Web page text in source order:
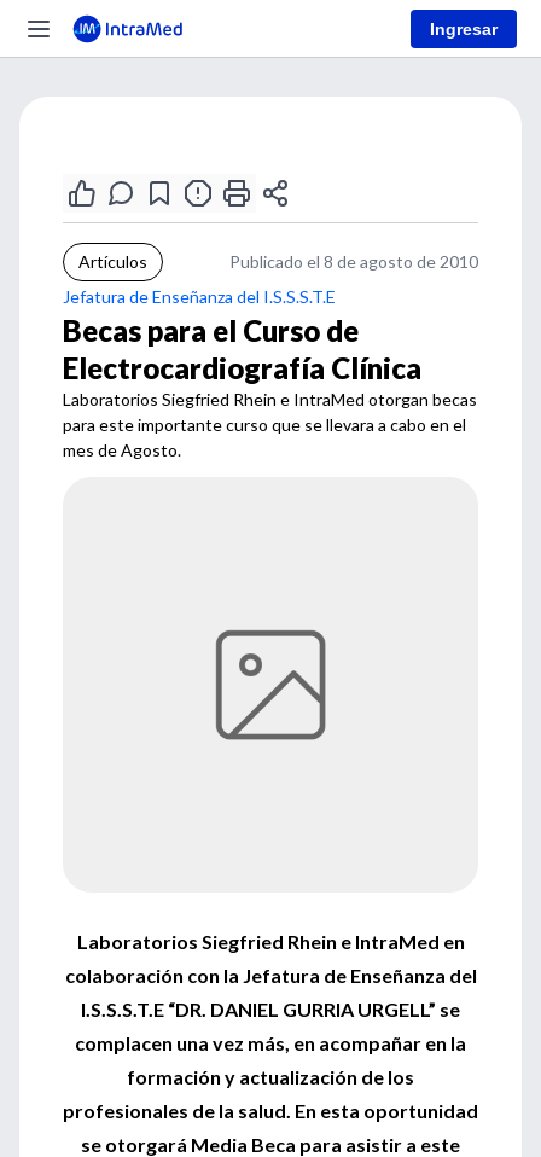
Ingresar
Artículos
Publicado el 8 de agosto de 2010
Jefatura de Enseñanza del I.S.S.S.T.E
Becas para el Curso de
Electrocardiografía Clínica
Laboratorios Siegfried Rhein e IntraMed otorgan becas
para este importante curso que se llevara a cabo en el
mes de Agosto.
Laboratorios Siegfried Rhein e IntraMed en
colaboración con la Jefatura de Enseñanza del
I.S.S.S.T.E “DR. DANIEL GURRIA URGELL” se
complacen una vez más, en acompañar en la
formación y actualización de los
profesionales de la salud. En esta oportunidad
se otorgará Media Beca para asistir a este